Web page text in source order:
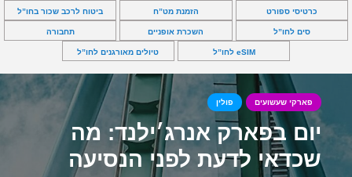
כרטיסי ספורט הזמנת מט”ח ביטוח לרכב שכור בחו”ל
סים לחו”ל השכרת אופניים תחבורה
eSIM לחו”ל טיולים מאורגנים לחו”ל
פארקי שעשועים פולין
יום בפארק אנרג׳ילנד: מה
שכדאי לדעת לפני הנסיעה